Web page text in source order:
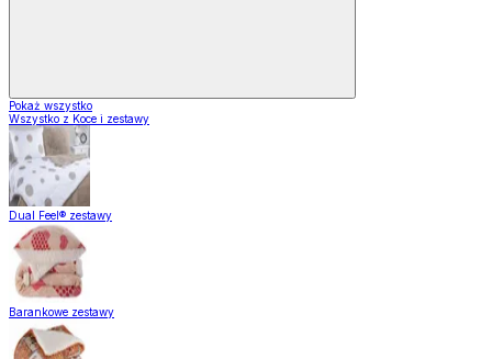
Pokaż wszystko
Wszystko z Koce i zestawy
Dual Feel® zestawy
Barankowe zestawy